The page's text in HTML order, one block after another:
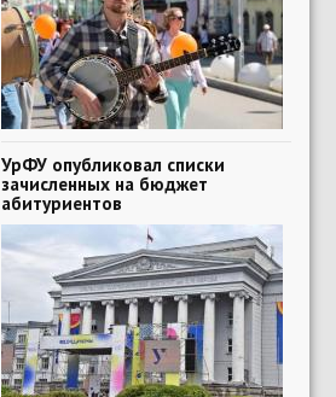
УрФУ опубликовал списки
зачисленных на бюджет
абитуриентов